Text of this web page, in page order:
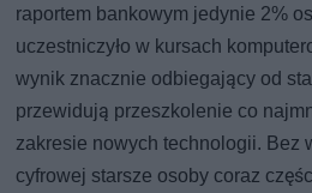
raportem bankowym jedynie 2%
uczestniczyło w kursach
wynik znacznie odbiegający od
przewidują przeszkolenie co
zakresie nowych technologii. Bez
cyfrowej starsze osoby coraz